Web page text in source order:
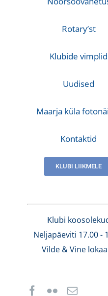
Rotary’st
Klubide vimplid
Uudised
Maarja küla
Kontaktid
KLUBI LIIKMELE
Klubi
Neljapäeviti 17.00 -
Vilde & Vine
Facebook
FlickrEmail